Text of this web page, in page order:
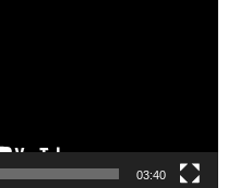
03:40